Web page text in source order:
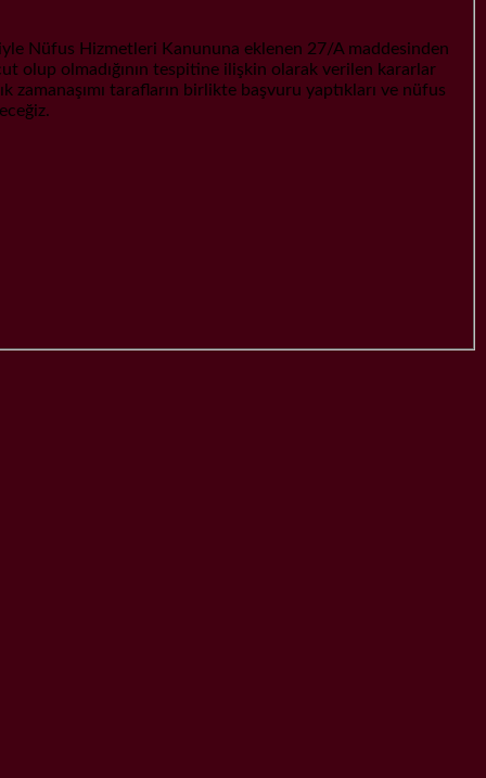
Nüfus Hizmetleri Kanununa eklenen 27/A maddesinden
olup olmadığının tespitine ilişkin olarak verilen kararlar
tarafların birlikte başvuru yaptıkları ve nüfus